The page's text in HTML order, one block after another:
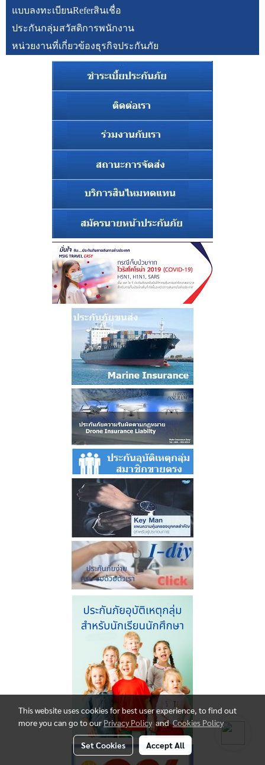
แบบลงทะเบียนReferสินเชื่อ
ประกันกลุ่มสวัสดิการพนักงาน
หน่วยงานที่เกี่ยวข้องธุรกิจประกันภัย
This website uses cookies for best user experience, to find out
more you can go to ourPrivacy PolicyandCookies Policy
Set Cookies Accept All